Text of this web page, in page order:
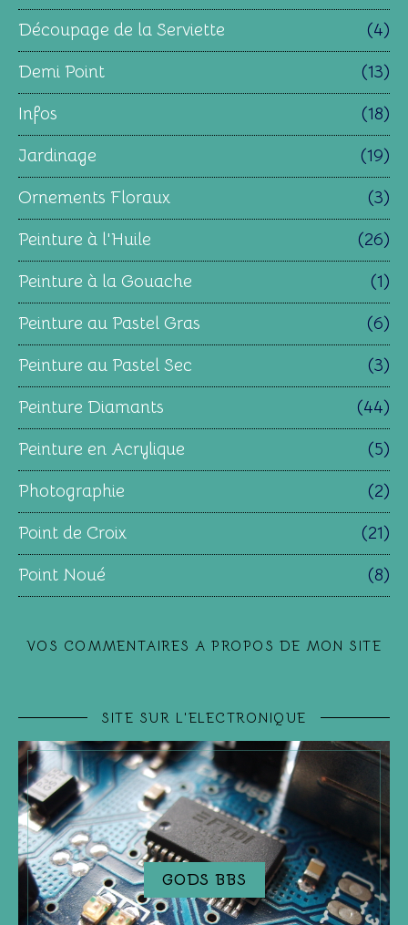
Découpage de la Serviette
(4)
Demi Point
(13)
Infos
(18)
Jardinage
(19)
Ornements Floraux
(3)
Peinture à l'Huile
(26)
Peinture à la Gouache
(1)
Peinture au Pastel Gras
(6)
Peinture au Pastel Sec
(3)
Peinture Diamants
(44)
Peinture en Acrylique
(5)
Photographie
(2)
Point de Croix
(21)
Point Noué
(8)
VOS COMMENTAIRES A PROPOS DE MON SITE
SITE SUR L'ELECTRONIQUE
GODS BBS